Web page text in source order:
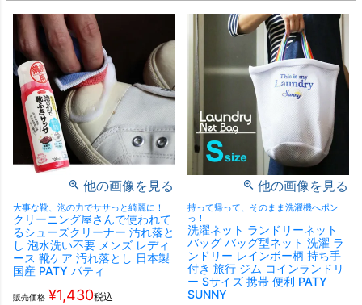
他の画像を見る
大事な靴、泡の力でササっと綺麗に！
クリーニング屋さんで使われて
るシューズクリーナー 汚れ落と
し 泡水洗い不要 メンズ レディ
ース 靴ケア 汚れ落とし 日本製
国産 PATY パティ
販売価格 ¥1,430税込
他の画像を見る
持って帰って、そのまま洗濯機へポン
っ！
洗濯ネット ランドリーネット
バッグ バッグ型ネット 洗濯 ラ
ンドリー レインボー柄 持ち手
付き 旅行 ジム コインランドリ
ー Sサイズ 携帯 便利 PATY
SUNNY